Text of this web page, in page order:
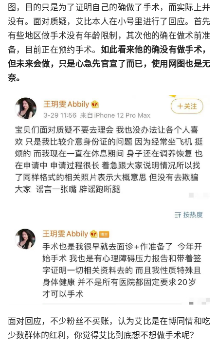
图，目的只是为了证明自己的确做了手术，而实际上并
没有。面对质疑，艾比本人在小号里进行了回应。首先
有些地区做手术没有年龄限制，其次他的确在做术前准
备，目前正在预约手术。 如此看来他的确没有做手术，
但未来会做，只是心急先官宣了而已，使用网图也是无
奈。
面对回应，不少粉丝不买账，认为艾比是在博同情和吃
少数群体的红利，你觉得艾比到底想不想做手术呢？